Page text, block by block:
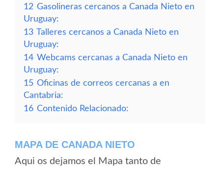
12 Gasolineras cercanos a Canada Nieto en
Uruguay:
13 Talleres cercanos a Canada Nieto en
Uruguay:
14 Webcams cercanas a Canada Nieto en
Uruguay:
15 Oficinas de correos cercanas a en
Cantabria:
16 Contenido Relacionado:
MAPA DE CANADA NIETO
Aqui os dejamos el Mapa tanto de